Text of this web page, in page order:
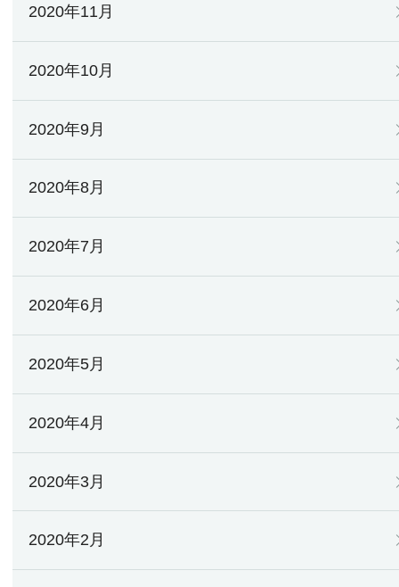
2020年11月
2020年10月
2020年9月
2020年8月
2020年7月
2020年6月
2020年5月
2020年4月
2020年3月
2020年2月